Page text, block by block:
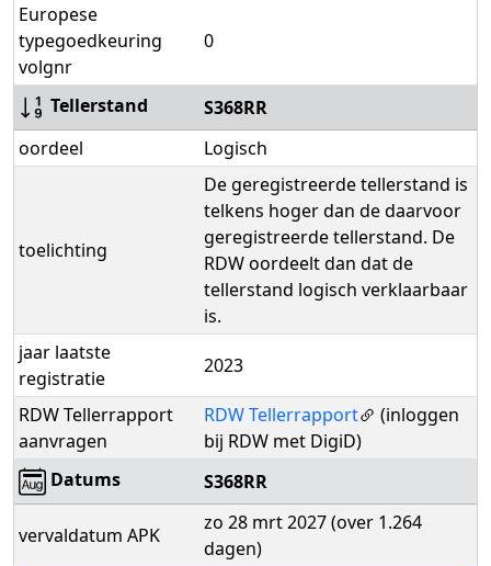
Europese
typegoedkeuring
volgnr
0
Tellerstand
S368RR
oordeel
Logisch
toelichting
De geregistreerde tellerstand is
telkens hoger dan de daarvoor
geregistreerde tellerstand. De
RDW oordeelt dan dat de
tellerstand logisch verklaarbaar
is.
jaar laatste
registratie
2023
RDW Tellerrapport
aanvragen
RDW Tellerrapport
(inloggen
bij RDW met DigiD)
Datums
S368RR
vervaldatum APK
zo 28 mrt 2027 (over 1.264
dagen)